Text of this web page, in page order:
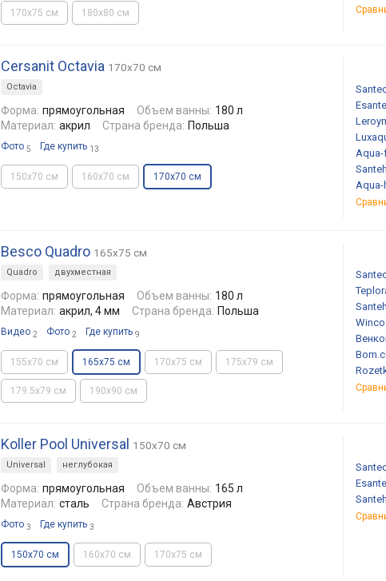
170x75 см 180x80 см
Cersanit Octavia 170x70 см
Octavia
Форма: прямоугольная Объем ванны: 180 л
Материал: акрил Страна бренда: Польша
Фото 5 Где купить 13
150x70 см 160x70 см 170x70 см
Besco Quadro 165x75 см
Quadro двухместная
Форма: прямоугольная Объем ванны: 180 л
Материал: акрил, 4 мм Страна бренда: Польша
Видео 2 Фото 2 Где купить 9
155x70 см 165x75 см 170x75 см 175x79 см
179.5x79 см 190x90 см
Koller Pool Universal 150x70 см
Universal неглубокая
Форма: прямоугольная Объем ванны: 165 л
Материал: сталь Страна бренда: Австрия
Фото 3 Где купить 3
150x70 см 160x70 см 170x75 см